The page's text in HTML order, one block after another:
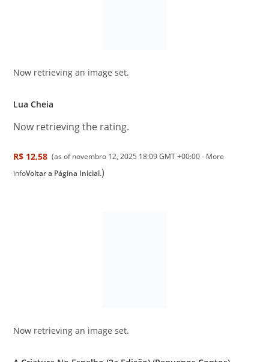
Now retrieving an image set.
Lua Cheia
Now retrieving the rating.
R$ 12,58 (as of novembro 12, 2025 18:09 GMT +00:00 - More
infoVoltar a Página Inicial.)
Now retrieving an image set.